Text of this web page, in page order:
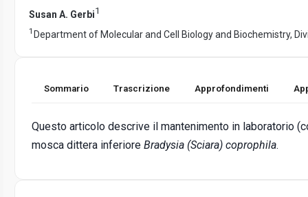
Susan A. Gerbi1
1 Department of Molecular and Cell Biology and Biochemistry,
Sommario Trascrizione Approfondimenti
Questo articolo descrive il mantenimento in laboratorio
mosca dittera inferiore Bradysia (Sciara) coprophila.